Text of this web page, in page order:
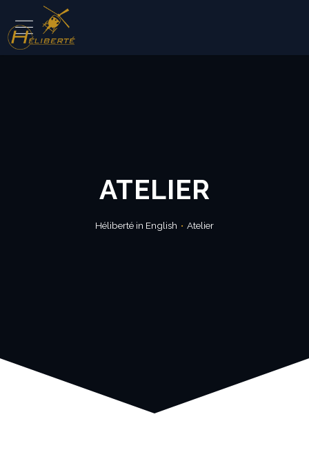
ATELIER
Héliberté in English Atelier